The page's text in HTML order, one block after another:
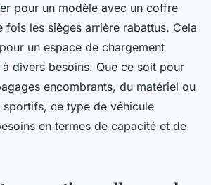
pour un modèle avec un coffre
fois les sièges arrière rabattus. Cela
un espace de chargement
divers besoins. Que ce soit pour
encombrants, du matériel ou
sportifs, ce type de véhicule
en termes de capacité et de